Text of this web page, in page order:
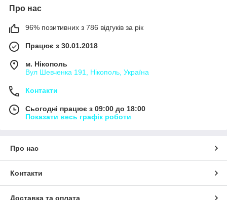
Про нас
96% позитивних з 786 відгуків за рік
Працює з 30.01.2018
м. Нікополь
Вул Шевченка 191, Нікополь, Україна
Контакти
Сьогодні працює з 09:00 до 18:00
Показати весь графік роботи
Про нас
Контакти
Доставка та оплата